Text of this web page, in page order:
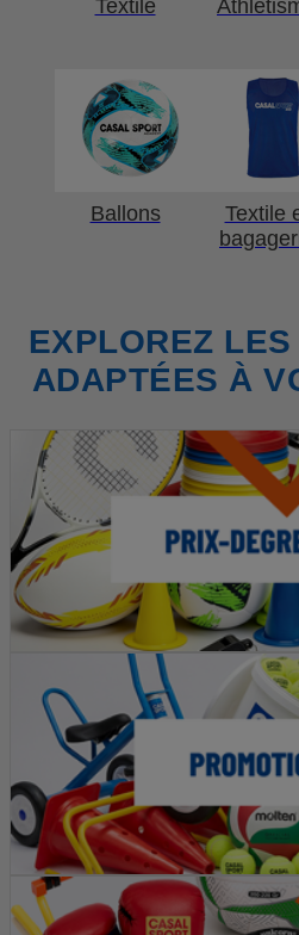
Textile
Ballons
Textile
EXPLOREZ
ADAPTÉES À